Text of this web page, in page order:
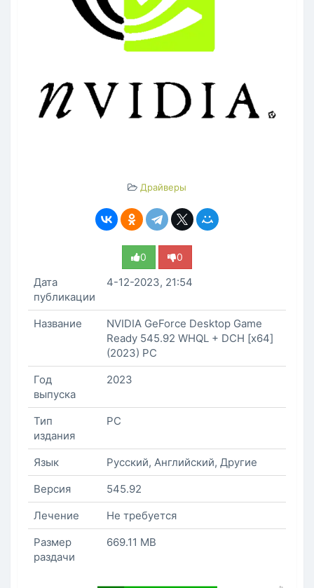
Драйверы
0 0
Дата
публикации
4-12-2023, 21:54
Название
NVIDIA GeForce Desktop Game
Ready 545.92 WHQL + DCH [x64]
(2023) PC
Год
выпуска
2023
Тип
издания
PC
Язык
Русский, Английский, Другие
Версия
545.92
Лечение
Не требуется
Размер
раздачи
669.11 MB